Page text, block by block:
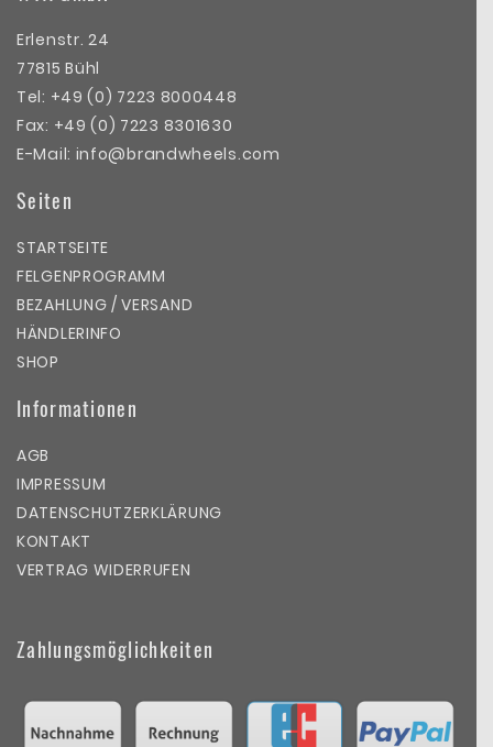
Erlenstr. 24
77815 Bühl
Tel: +49 (0) 7223 8000448
Fax: +49 (0) 7223 8301630
E-Mail: info@brandwheels.com
Seiten
STARTSEITE
FELGENPROGRAMM
BEZAHLUNG / VERSAND
HÄNDLERINFO
SHOP
Informationen
AGB
IMPRESSUM
DATENSCHUTZERKLÄRUNG
KONTAKT
VERTRAG WIDERRUFEN
Zahlungsmöglichkeiten